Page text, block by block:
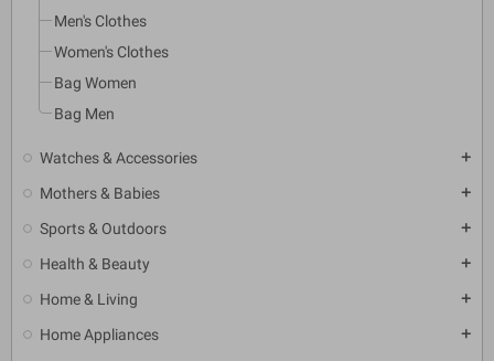
Men's Clothes
Women's Clothes
Bag Women
Bag Men
Watches & Accessories add
Mothers & Babies add
Sports & Outdoors add
Health & Beauty add
Home & Living add
Home Appliances add